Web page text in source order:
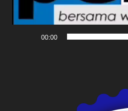
00:00